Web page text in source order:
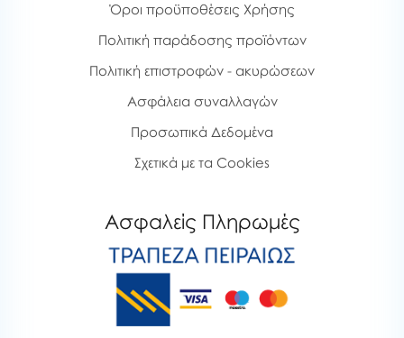
Όροι προϋποθέσεις Χρήσης
Πολιτική παράδοσης προϊόντων
Πολιτική επιστροφών - ακυρώσεων
Ασφάλεια συναλλαγών
Προσωπικά Δεδομένα
Σχετικά με τα Cookies
Ασφαλείς Πληρωμές